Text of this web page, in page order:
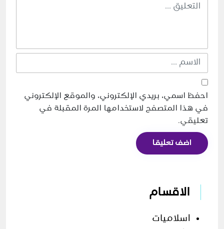
احفظ اسمي، بريدي الإلكتروني، والموقع الإلكتروني
في هذا المتصفح لاستخدامها المرة المقبلة في
تعليقي.
اضف تعليقا
الاقسام
اسلاميات